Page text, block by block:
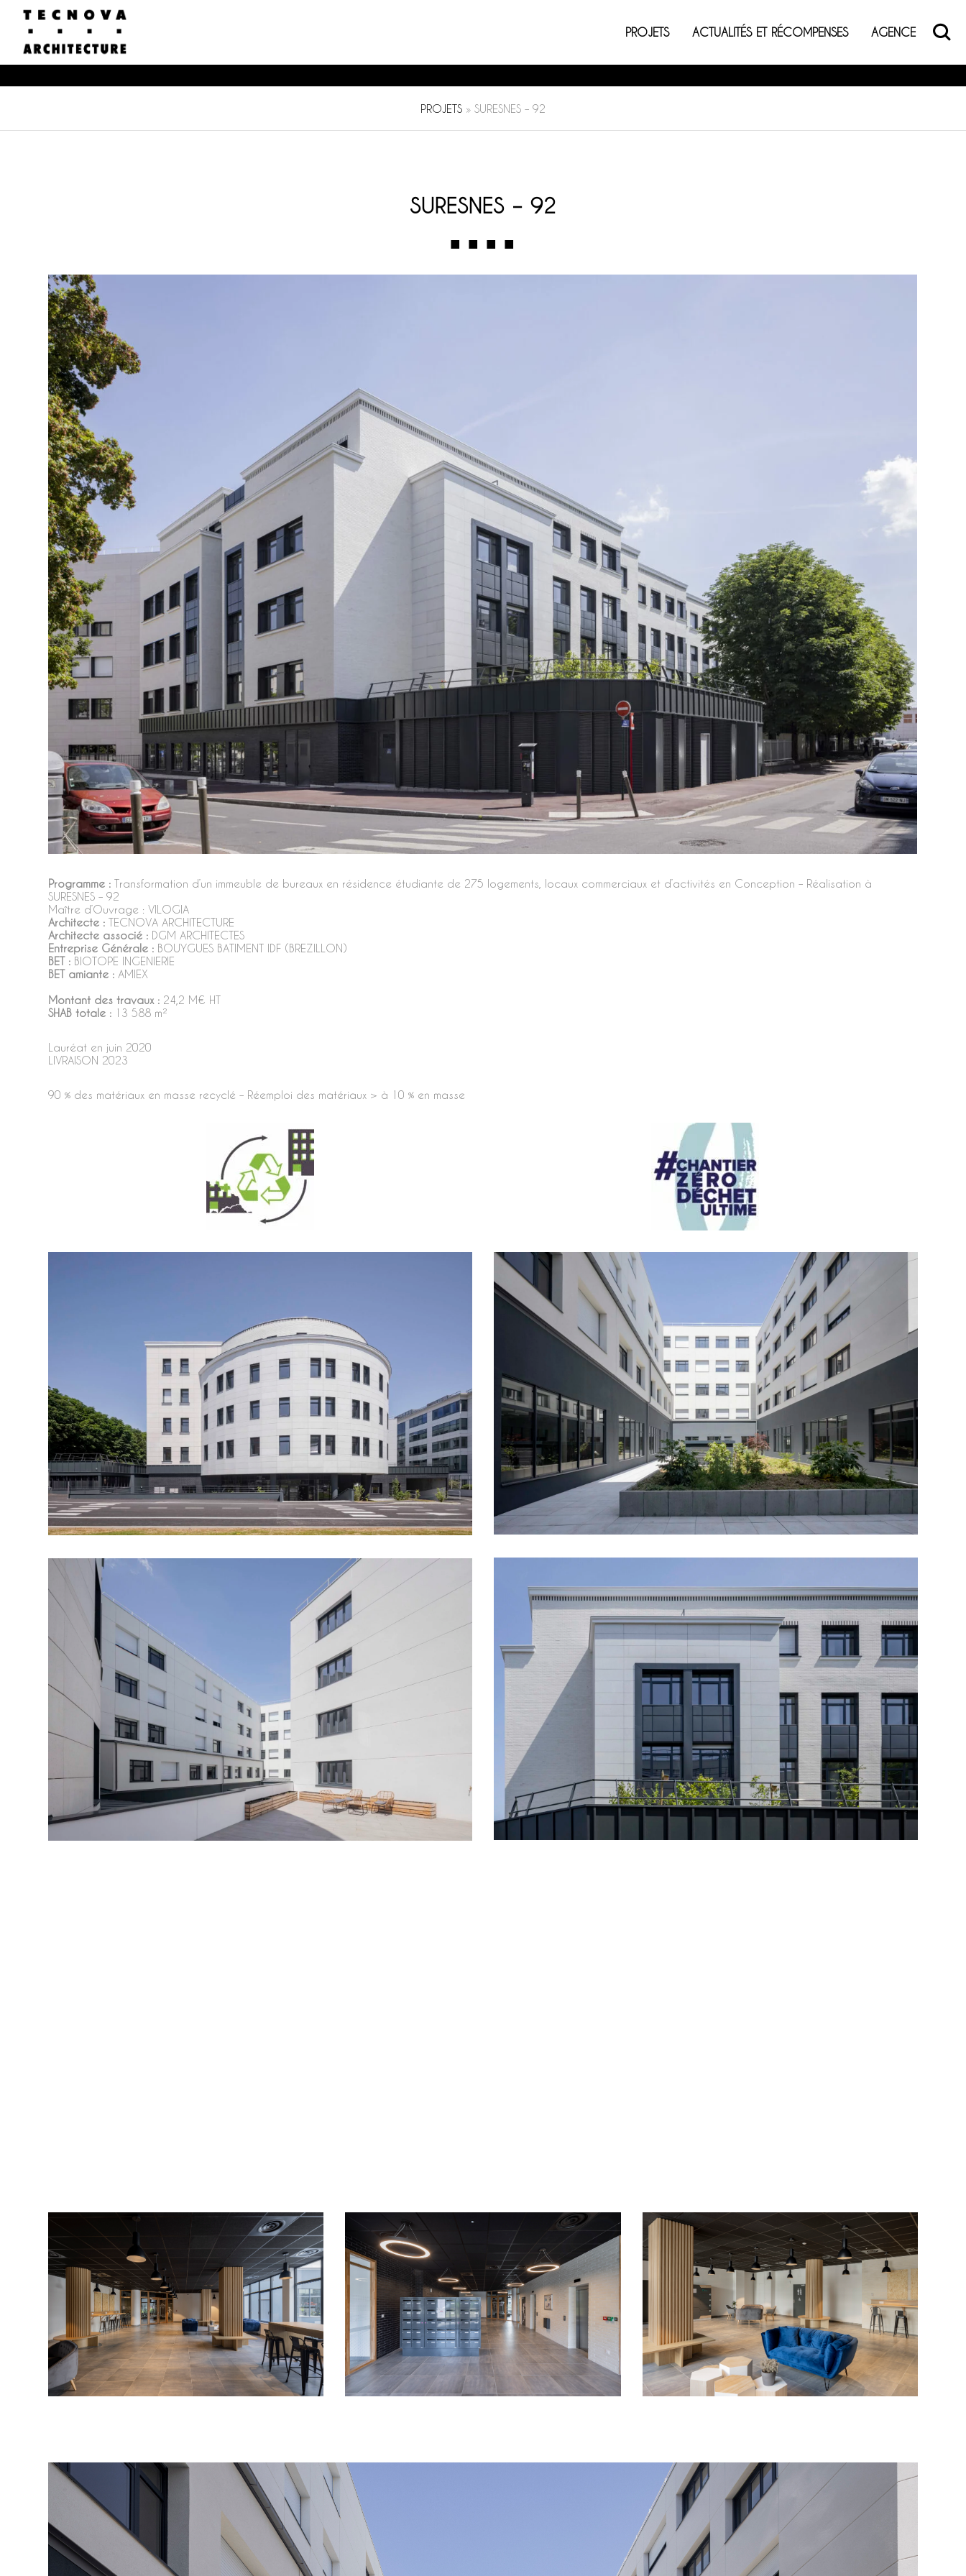
PROJETS » SURESNES – 92
SURESNES – 92
Programme :Transformation d’un immeuble de bureaux en résidence étudiante de 275 logements, locaux commerciaux et d’activités en Conception – Réalisation à
SURESNES – 92
Maître d’Ouvrage : VILOGIA
Architecte : TECNOVA ARCHITECTURE
Architecte associé : DGM ARCHITECTES
Entreprise Générale : BOUYGUES BATIMENT IDF (BREZILLON)
BET : BIOTOPE INGENIERIE
BET amiante : AMIEX
Montant des travaux : 24,2 M€ HT
SHAB totale : 13 588 m²
Lauréat en juin 2020
LIVRAISON 2023
90 % des matériaux en masse recyclé – Réemploi des matériaux > à 10 % en masse